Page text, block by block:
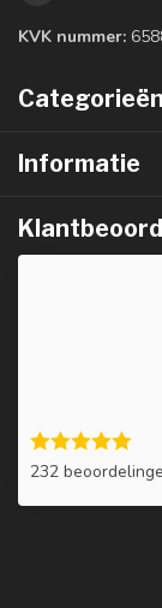
KVK nummer:
Categorieën
Informatie
232